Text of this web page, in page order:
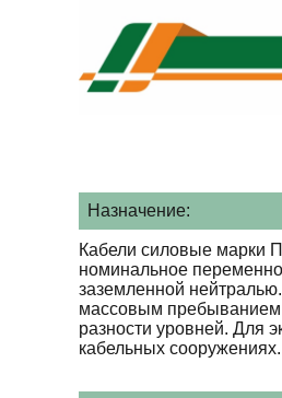
Назначение:
Кабели силовые марки
номинальное
заземленной
массовым пребыванием
разности уровней. Для
кабельных сооружениях.